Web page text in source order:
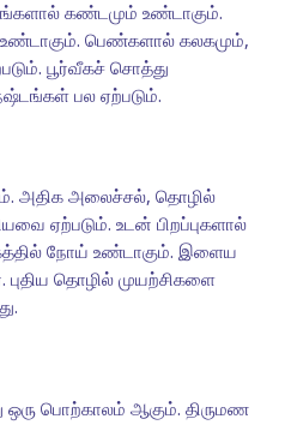
கண்டமும் உண்டாகும்.
பெண்களால் கலகமும்,
பூர்வீகச் சொத்து
பல ஏற்படும்.
அதிக அலைச்சல், தொழில்
ஏற்படும். உடன் பிறப்புகளால்
நோய் உண்டாகும். இளைய
புதிய தொழில் முயற்சிகளை
ஒரு பொற்காலம் ஆகும். திருமண